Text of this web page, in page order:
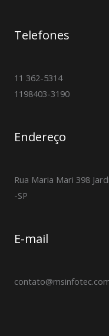
Telefones
11 362-5314
1198403-3190
Endereço
Rua Maria Mari 398
-SP
E-mail